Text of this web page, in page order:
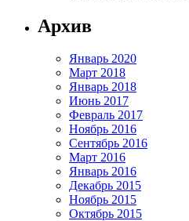
Архив
Январь 2020
Март 2018
Январь 2018
Июнь 2017
Февраль 2017
Ноябрь 2016
Сентябрь 2016
Март 2016
Январь 2016
Декабрь 2015
Ноябрь 2015
Октябрь 2015